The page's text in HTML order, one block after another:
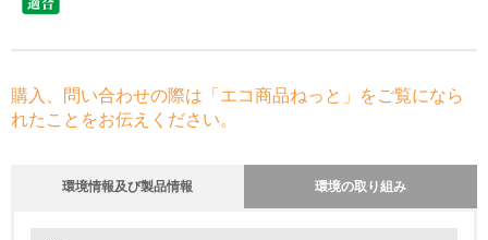
購入、問い合わせの際は「エコ商品ねっと」をご覧になら
れたことをお伝えください。
環境情報及び製品情報 環境の取り組み